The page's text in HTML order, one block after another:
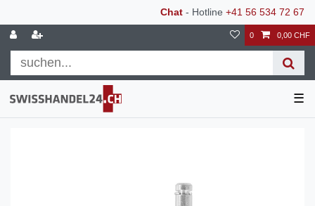
Chat - Hotline +41 56 534 72 67
0 0,00 CHF
☰